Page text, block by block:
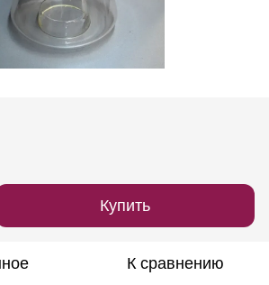
Купить
К сравнению